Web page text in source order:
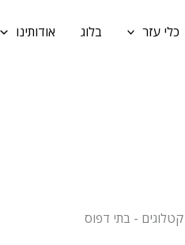
כלי עזר בלוג אודותינו